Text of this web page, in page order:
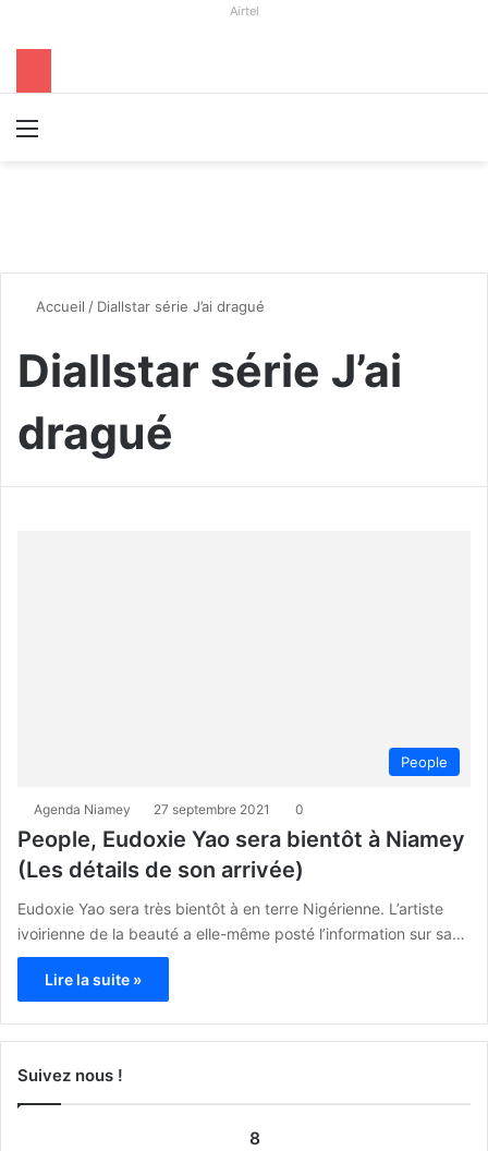
Airtel
Accueil / Diallstar série J’ai dragué
Diallstar série J’ai
dragué
People
Agenda Niamey 27 septembre 2021 0
People, Eudoxie Yao sera bientôt à Niamey
(Les détails de son arrivée)
Eudoxie Yao sera très bientôt à en terre Nigérienne. L’artiste
ivoirienne de la beauté a elle-même posté l’information sur sa…
Lire la suite »
Suivez nous !
8